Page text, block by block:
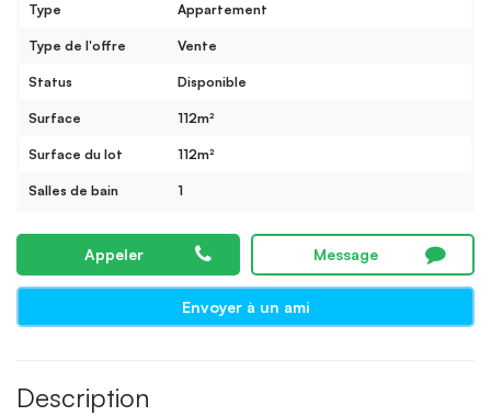
Type Appartement
Type de l'offre Vente
Status Disponible
Surface 112m²
Surface du lot 112m²
Salles de bain 1
Appeler Message
Envoyer à un ami
Description